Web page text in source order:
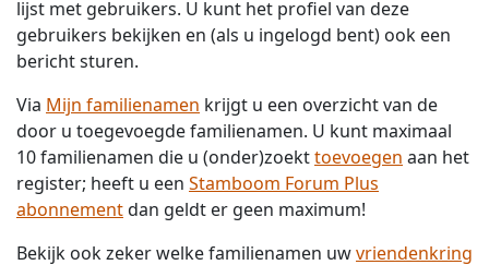
lijst met gebruikers. U kunt het profiel van deze
gebruikers bekijken en (als u ingelogd bent) ook een
bericht sturen.
Via Mijn familienamen krijgt u een overzicht van de
door u toegevoegde familienamen. U kunt maximaal
10 familienamen die u (onder)zoekttoevoegen aan het
register; heeft u een Stamboom Forum Plus
abonnementdan geldt er geen maximum!
Bekijk ook zeker welke familienamen uwvriendenkring